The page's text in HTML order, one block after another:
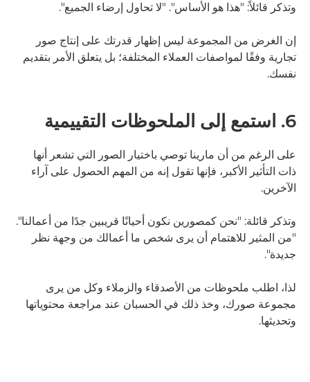
وتذكر قائلاً: "هذا هو الأساس". "لا تحاول إرضاء الجميع".
إن الغرض من المجموعة ليس إظهار قدرتك على إنتاج صور
تجارية وفقًا لمواصفات العملاء المختلفة؛ بل يتعلق الأمر بتقديم
نفسك.
6. استمع إلى الملحوظات التقييمية
على الرغم من أن مارينا توصي باختيار الصور التي تشعر أنها
ذات التأثير الأكبر، فإنها تقول إنه من المهم الحصول على آراء
الآخرين.
وتذكر قائلة: "نحن كمصورين نكون أحيانًا قريبين جدًا من أعمالنا".
"من المثير للاهتمام أن يرى شخص ما أعمالك من وجهة نظر
جديدة".
لذا، اطلب ملحوظات من الأصدقاء والزملاء وكل من يرى
مجموعة صورك، وخذ ذلك في الحسبان عند مراجعة محتوياتها
وتحديثها.